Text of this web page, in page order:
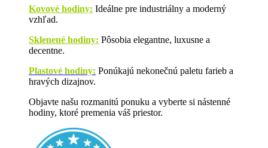
Kovové hodiny: Ideálne pre industriálny a moderný
vzhľad.
Sklenené hodiny: Pôsobia elegantne, luxusne a
decentne.
Plastové hodiny: Ponúkajú nekonečnú paletu farieb a
hravých dizajnov.
Objavte našu rozmanitú ponuku a vyberte si nástenné
hodiny, ktoré premenia váš priestor.